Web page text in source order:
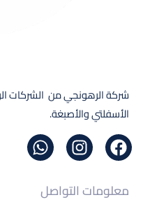
شركة الرهونجي من الشركات
الأسفلتي والأصبغة.
معلومات التواصل